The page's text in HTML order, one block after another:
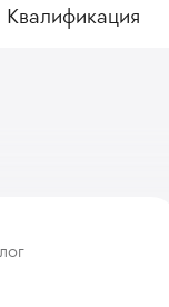
Квалификация